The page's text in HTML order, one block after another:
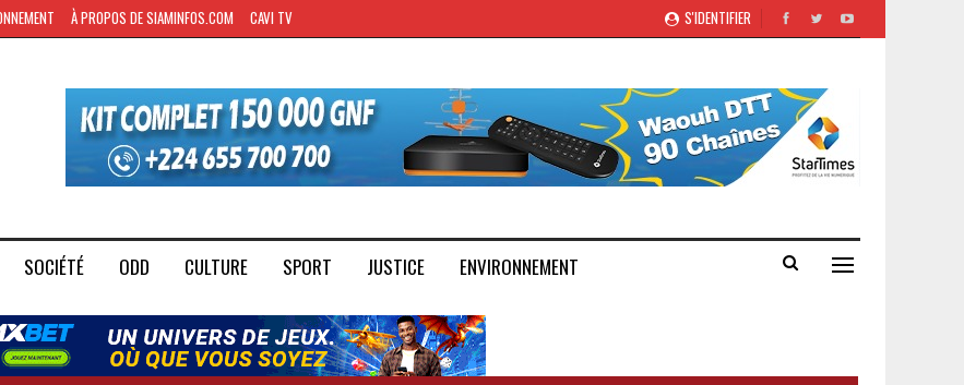
S'IDENTIFIER
À PROPOS DE SIAMINFOS.COM CAVI TV
SOCIÉTÉ ODD CULTURE SPORT JUSTICE ENVIRONNEMENT